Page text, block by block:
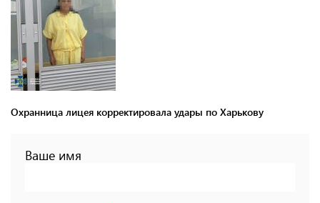
Охранница лицея корректировала удары по Харькову
Ваше имя